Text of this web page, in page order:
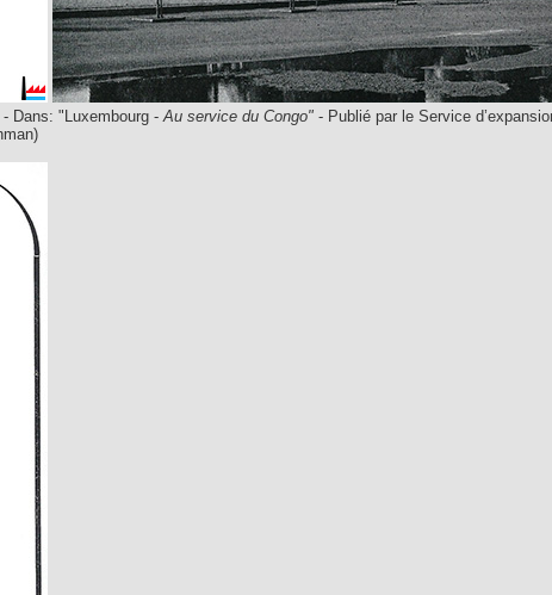
- Dans: "Luxembourg -Au service du Congo" - Publié par le Service